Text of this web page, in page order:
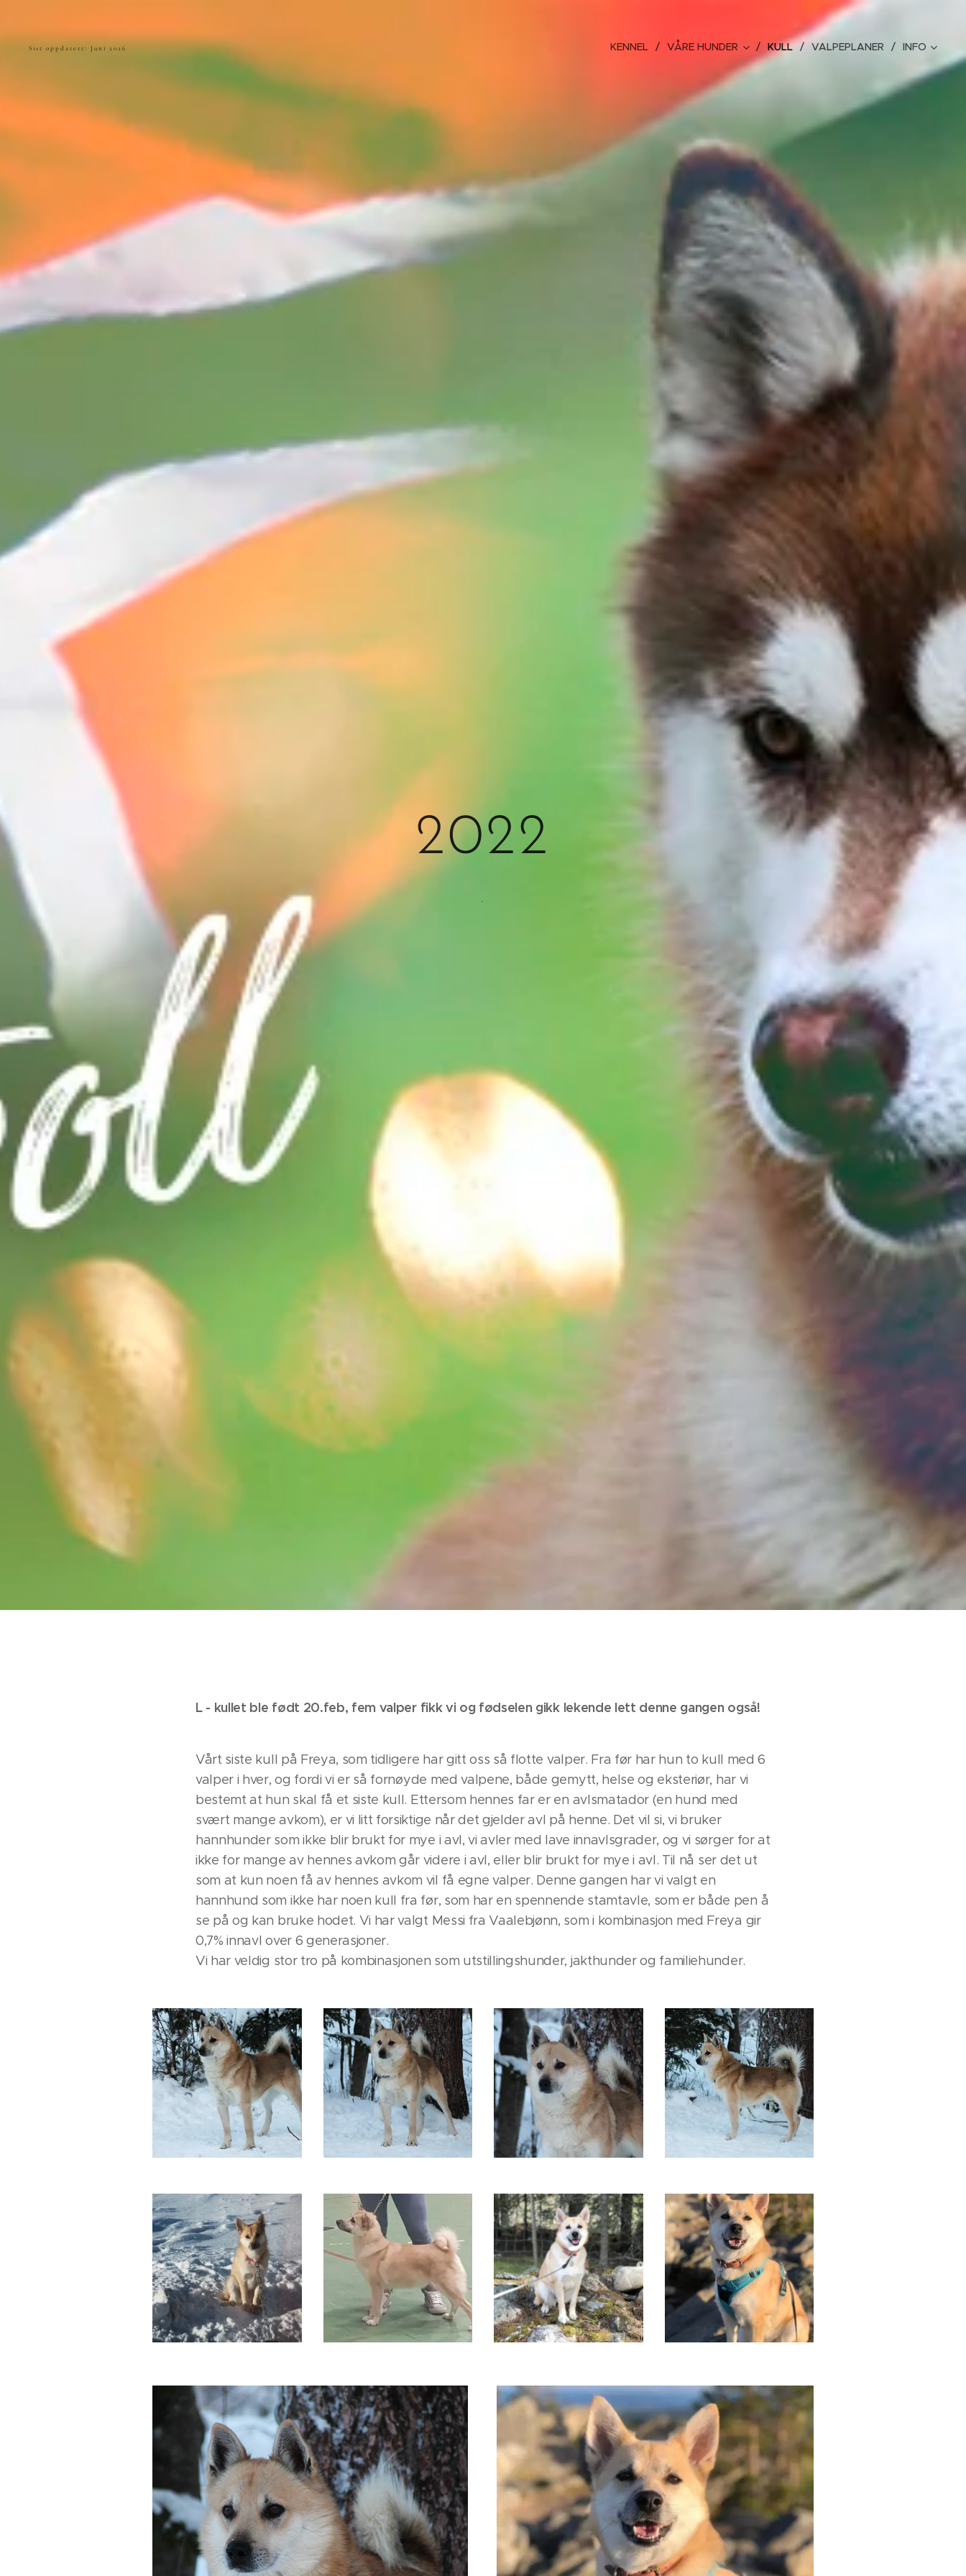
Sist oppdatert: Juni 2026 KENNEL VÅRE HUNDER KULL VALPEPLANER INFO
2022
.
L - kullet ble født 20.feb, fem valper fikk vi og fødselen gikk lekende lett denne gangen også!
Vårt siste kull på Freya, som tidligere har gitt oss så flotte valper. Fra før har hun to kull med 6
valper i hver, og fordi vi er så fornøyde med valpene, både gemytt, helse og eksteriør, har vi
bestemt at hun skal få et siste kull. Ettersom hennes far er en avlsmatador (en hund med
svært mange avkom), er vi litt forsiktige når det gjelder avl på henne. Det vil si, vi bruker
hannhunder som ikke blir brukt for mye i avl, vi avler med lave innavlsgrader, og vi sørger for at
ikke for mange av hennes avkom går videre i avl, eller blir brukt for mye i avl. Til nå ser det ut
som at kun noen få av hennes avkom vil få egne valper. Denne gangen har vi valgt en
hannhund som ikke har noen kull fra før, som har en spennende stamtavle, som er både pen å
se på og kan bruke hodet. Vi har valgt Messi fra Vaalebjønn, som i kombinasjon med Freya gir
0,7% innavl over 6 generasjoner.
Vi har veldig stor tro på kombinasjonen som utstillingshunder, jakthunder og familiehunder.